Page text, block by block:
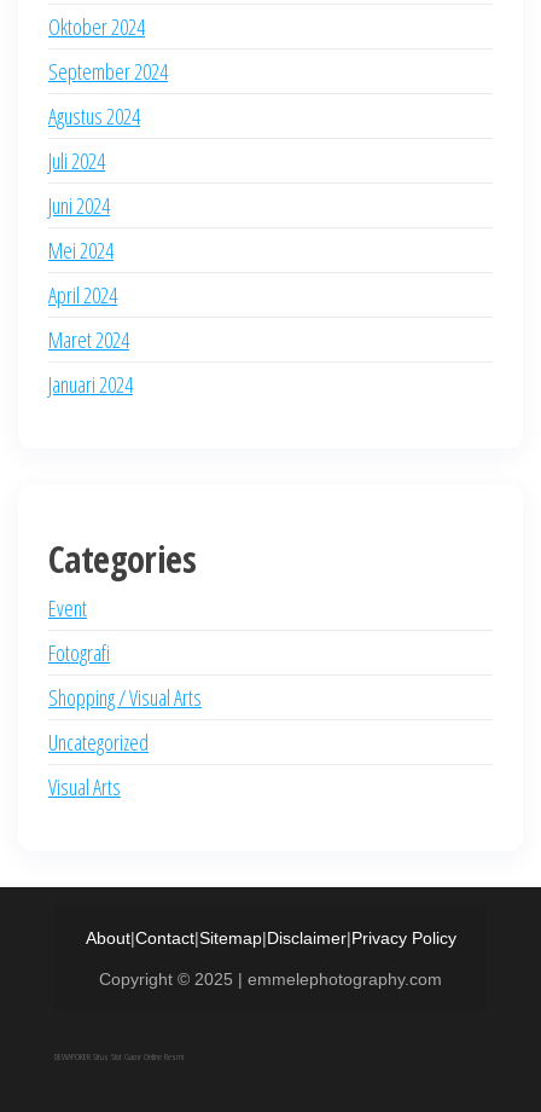
Oktober 2024
September 2024
Agustus 2024
Juli 2024
Juni 2024
Mei 2024
April 2024
Maret 2024
Januari 2024
Categories
Event
Fotografi
Shopping / Visual Arts
Uncategorized
Visual Arts
About|Contact|Sitemap|Disclaimer|Privacy Policy
Copyright © 2025 | emmelephotography.com
DEWAPOKER Situs Slot Gacor Online Resmi